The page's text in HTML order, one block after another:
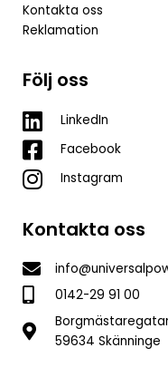
Kontakta oss
Reklamation
Följ oss
LinkedIn
Facebook
Instagram
Kontakta oss
0142-29 91 00
59634 Skänninge